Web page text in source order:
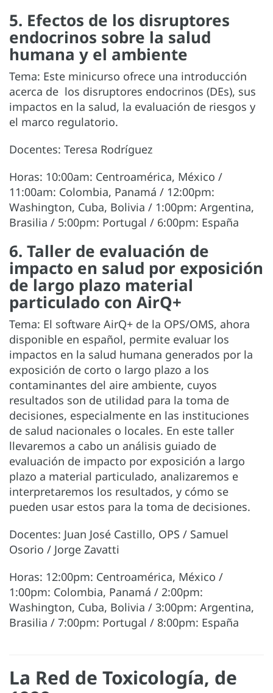
5. Efectos de los disruptores
endocrinos sobre la salud
humana y el ambiente
Tema: Este minicurso ofrece una introducción
acerca de los disruptores endocrinos (DEs), sus
impactos en la salud, la evaluación de riesgos y
el marco regulatorio.
Docentes: Teresa Rodríguez
Horas: 10:00am: Centroamérica, México /
11:00am: Colombia, Panamá / 12:00pm:
Washington, Cuba, Bolivia / 1:00pm: Argentina,
Brasilia / 5:00pm: Portugal / 6:00pm: España
6. Taller de evaluación de
impacto en salud por exposición
de largo plazo material
particulado con AirQ+
Tema: El software AirQ+ de la OPS/OMS, ahora
disponible en español, permite evaluar los
impactos en la salud humana generados por la
exposición de corto o largo plazo a los
contaminantes del aire ambiente, cuyos
resultados son de utilidad para la toma de
decisiones, especialmente en las instituciones
de salud nacionales o locales. En este taller
llevaremos a cabo un análisis guiado de
evaluación de impacto por exposición a largo
plazo a material particulado, analizaremos e
interpretaremos los resultados, y cómo se
pueden usar estos para la toma de decisiones.
Docentes: Juan José Castillo, OPS / Samuel
Osorio / Jorge Zavatti
Horas: 12:00pm: Centroamérica, México /
1:00pm: Colombia, Panamá / 2:00pm:
Washington, Cuba, Bolivia / 3:00pm: Argentina,
Brasilia / 7:00pm: Portugal / 8:00pm: España
La Red de Toxicología, de